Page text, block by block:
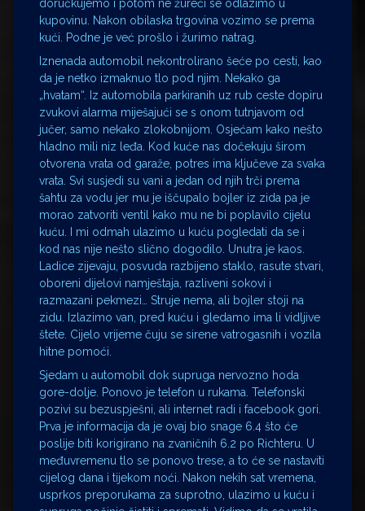
doručkujemo i potom ne žureći se odlazimo u
kupovinu. Nakon obilaska trgovina vozimo se prema
kući. Podne je već prošlo i žurimo natrag.
Iznenada automobil nekontrolirano šeće po cesti, kao
da je netko izmaknuo tlo pod njim. Nekako ga
„hvatam“. Iz automobila parkiranih uz rub ceste dopiru
zvukovi alarma miješajući se s onom tutnjavom od
jučer, samo nekako zlokobnijom. Osjećam kako nešto
hladno mili niz leđa. Kod kuće nas dočekuju širom
otvorena vrata od garaže, potres ima ključeve za svaka
vrata. Svi susjedi su vani a jedan od njih trči prema
šahtu za vodu jer mu je iščupalo bojler iz zida pa je
morao zatvoriti ventil kako mu ne bi poplavilo cijelu
kuću. I mi odmah ulazimo u kuću pogledati da se i
kod nas nije nešto slično dogodilo. Unutra je kaos.
Ladice zijevaju, posvuda razbijeno staklo, rasute stvari,
oboreni dijelovi namještaja, razliveni sokovi i
razmazani pekmezi… Struje nema, ali bojler stoji na
zidu. Izlazimo van, pred kuću i gledamo ima li vidljive
štete. Cijelo vrijeme čuju se sirene vatrogasnih i vozila
hitne pomoći.
Sjedam u automobil dok supruga nervozno hoda
gore-dolje. Ponovo je telefon u rukama. Telefonski
pozivi su bezuspješni, ali internet radi i facebook gori.
Prva je informacija da je ovaj bio snage 6.4 što će
poslije biti korigirano na zvaničnih 6.2 po Richteru. U
međuvremenu tlo se ponovo trese, a to će se nastaviti
cijelog dana i tijekom noći. Nakon nekih sat vremena,
usprkos preporukama za suprotno, ulazimo u kuću i